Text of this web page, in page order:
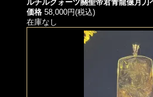
ルチルクォーツ關聖帝君青龍偃月刀
価格 58,000円(税込)
在庫なし